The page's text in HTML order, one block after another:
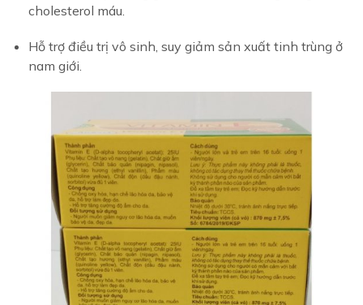
cholesterol máu.
Hỗ trợ điều trị vô sinh, suy giảm sản xuất tinh trùng ở
nam giới.